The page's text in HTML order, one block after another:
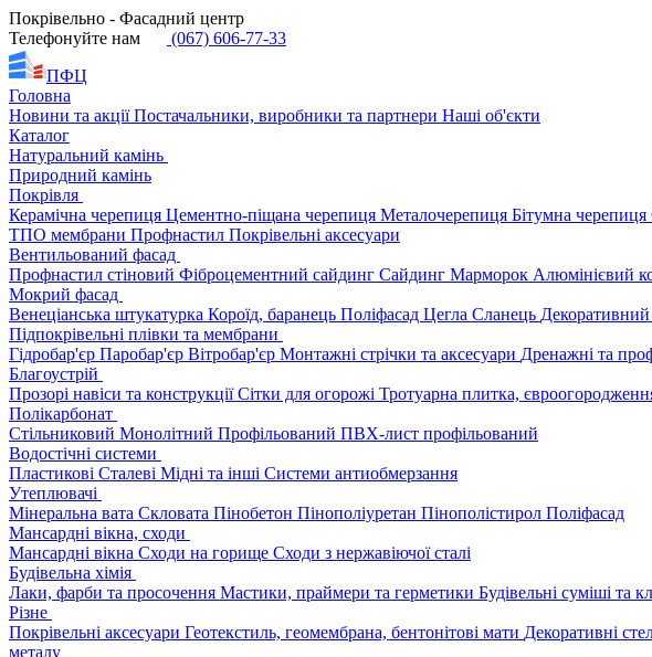
Покрівельно - Фасадний центр
Телефонуйте нам
(067) 606-77-33
ПФЦ
Головна
Новини та акціїПостачальники, виробники та партнери Наші об'єкти
Каталог
Натуральний камінь
Природний камінь
Покрівля
Керамічна черепиця Цементно-піщана черепиця Металочерепиця Бітумна черепиця
ТПО мембрани Профнастил Покрівельні аксесуари
Вентильований фасад
Профнастил стіновий Фіброцементний сайдинг Сайдинг Марморок Алюмінієвий
Мокрий фасад
Венеціанська штукатурка Короїд, баранець Поліфасад Цегла Сланець Декоративний
Підпокрівельні плівки та мембрани
Гідробар'єр Паробар'єр Вітробар'єр Монтажні стрічки та аксесуари Дренажні та
Благоустрій
Прозорі навіси та конструкціїСітки для огорожі Тротуарна плитка,
Полікарбонат
Стільниковий Монолітний Профільований ПВХ-лист профільований
Водостічні системи
Пластикові Сталеві Мідні та інші Системи антиобмерзання
Утеплювачі
Мінеральна вата Скловата Пінобетон Пінополіуретан Пінополістирол Поліфасад
Мансардні вікна, сходи
Мансардні вікна Сходи на горище Сходи з нержавіючої сталі
Будівельна хімія
Лаки, фарби та просочення Мастики, праймери та герметики Будівельні суміші та
Різне
Покрівельні аксесуари Геотекстиль, геомембрана, бентонітові мати Декоративні
металу